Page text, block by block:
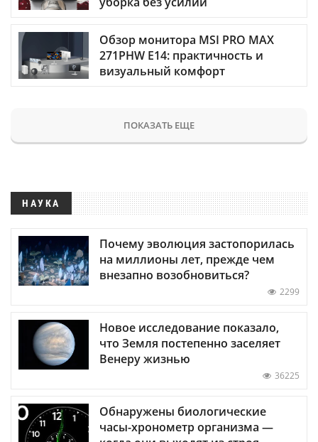
Обзор монитора MSI PRO MAX
271PHW E14: практичность и
визуальный комфорт
ПОКАЗАТЬ ЕЩЕ
НАУКА
Почему эволюция застопорилась
на миллионы лет, прежде чем
внезапно возобновиться?
2299
Новое исследование показало,
что Земля постепенно заселяет
Венеру жизнью
36225
Обнаружены биологические
часы-хронометр организма —